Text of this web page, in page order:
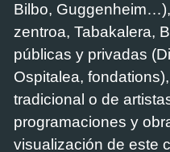
Bilbo,
zentroa, Tabakalera,
públicas y privadas
Ospitalea,
tradicional o de
programaciones y
visualización de este